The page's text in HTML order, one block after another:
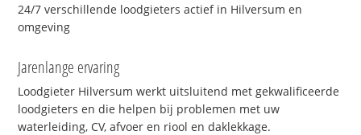
24/7 verschillende loodgieters actief in Hilversum en
omgeving
Jarenlange ervaring
Loodgieter Hilversum werkt uitsluitend met gekwalificeerde
loodgieters en die helpen bij problemen met uw
waterleiding, CV, afvoer en riool en daklekkage.